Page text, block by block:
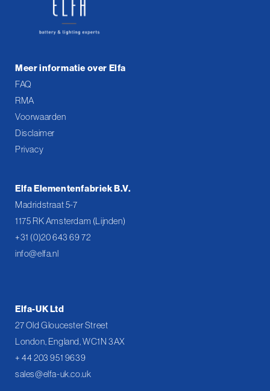
Meer informatie over Elfa
FAQ
RMA
Voorwaarden
Disclaimer
Privacy
Elfa Elementenfabriek B.V.
Madridstraat 5-7
1175 RK Amsterdam (Lijnden)
+31 (0)20 643 69 72
info@elfa.nl
Elfa-UK Ltd
27 Old Gloucester Street
London, England, WC1N 3AX
+ 44 203 951 9639
sales@elfa-uk.co.uk